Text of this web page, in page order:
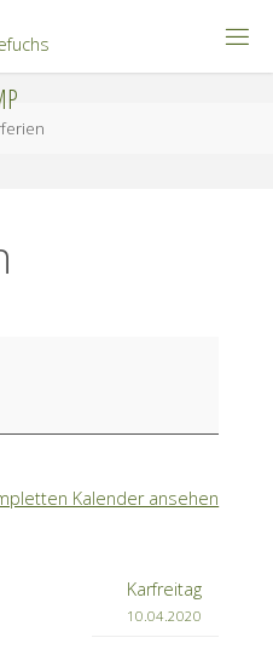
Kalender ansehen
Karfreitag
10.04.2020